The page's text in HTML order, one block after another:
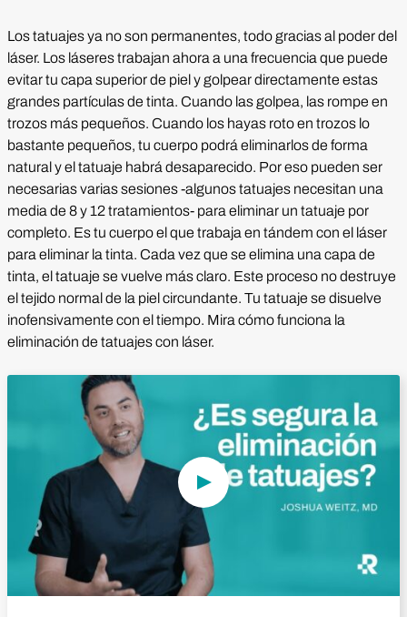
Los tatuajes ya no son permanentes, todo gracias al poder del
láser. Los láseres trabajan ahora a una frecuencia que puede
evitar tu capa superior de piel y golpear directamente estas
grandes partículas de tinta. Cuando las golpea, las rompe en
trozos más pequeños. Cuando los hayas roto en trozos lo
bastante pequeños, tu cuerpo podrá eliminarlos de forma
natural y el tatuaje habrá desaparecido. Por eso pueden ser
necesarias varias sesiones -algunos tatuajes necesitan una
media de 8 y 12 tratamientos- para eliminar un tatuaje por
completo. Es tu cuerpo el que trabaja en tándem con el láser
para eliminar la tinta. Cada vez que se elimina una capa de
tinta, el tatuaje se vuelve más claro. Este proceso no destruye
el tejido normal de la piel circundante. Tu tatuaje se disuelve
inofensivamente con el tiempo. Mira cómo funciona la
eliminación de tatuajes con láser.